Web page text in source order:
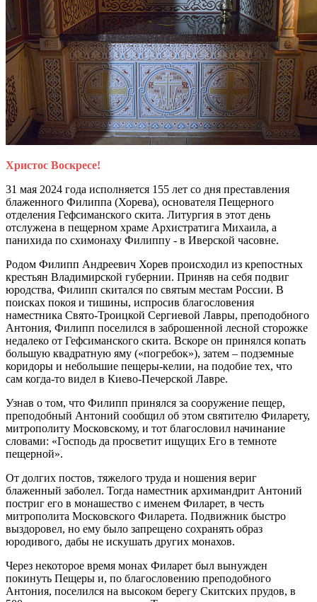
Христос Воскресе!
31 мая 2024 года исполняется 155 лет со дня преставления
блаженного Филиппа (Хорева), основателя Пещерного
отделения Гефсиманского скита. Литургия в этот день
отслужена в пещерном храме Архистратига Михаила, а
панихида по схимонаху Филиппу - в Иверской часовне.
Родом Филипп Андреевич Хорев происходил из крепостных
крестьян Владимирской губернии. Приняв на себя подвиг
юродства, Филипп скитался по святым местам России. В
поисках покоя и тишины, испросив благословения
наместника Свято-Троицкой Сергиевой Лавры, преподобного
Антония, Филипп поселился в заброшенной лесной сторожке
недалеко от Гефсиманского скита. Вскоре он принялся копать
большую квадратную яму («погребок»), затем – подземные
коридоры и небольшие пещеры-келии, на подобие тех, что
сам когда-то видел в Киево-Печерской Лавре.
Узнав о том, что Филипп принялся за сооружение пещер,
преподобный Антоний сообщил об этом святителю Филарету,
митрополиту Московскому, и тот благословил начинание
словами: «Господь да просветит ищущих Его в темноте
пещерной».
От долгих постов, тяжелого труда и ношения вериг
блаженный заболел. Тогда наместник архимандрит Антоний
постриг его в монашество с именем Филарет, в честь
митрополита Московского Филарета. Подвижник быстро
выздоровел, но ему было запрещено сохранять образ
юродивого, дабы не искушать других монахов.
Через некоторое время монах Филарет был вынужден
покинуть Пещеры и, по благословению преподобного
Антония, поселился на высоком берегу Скитских прудов, в